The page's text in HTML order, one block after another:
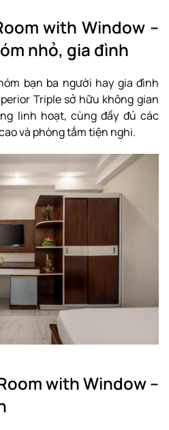
with Window –
nhỏ, gia đình
bạn ba người hay gia đình
Triple sở hữu không gian
linh hoạt, cùng đầy đủ các
và phòng tắm tiện nghi.
with Window –